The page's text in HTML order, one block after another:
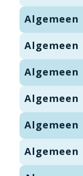
Algemeen
Algemeen
Algemeen
Algemeen
Algemeen
Algemeen